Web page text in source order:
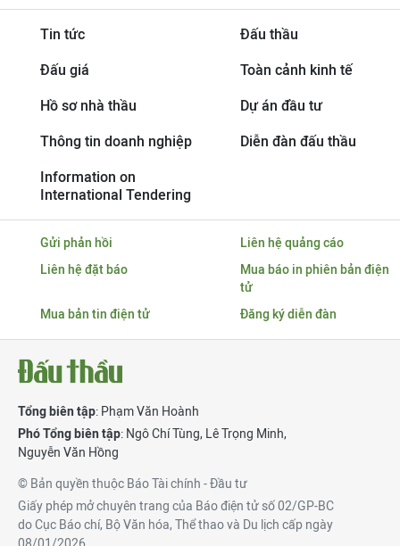
Tin tức Đấu thầu
Đấu giá Toàn cảnh kinh tế
Hồ sơ nhà thầu Dự án đầu tư
Thông tin doanh nghiệp Diễn đàn đấu thầu
Information on
International Tendering
Gửi phản hồi
Liên hệ quảng cáo
Liên hệ đặt báo
Mua báo in phiên bản điện
tử
Mua bản tin điện tử
Đăng ký diễn đàn
Tổng biên tập: Phạm Văn Hoành
Phó Tổng biên tập: Ngô Chí Tùng, Lê Trọng Minh,
Nguyễn Văn Hồng
© Bản quyền thuộc Báo Tài chính - Đầu tư
Giấy phép mở chuyên trang của Báo điện tử số 02/GP-BC
do Cục Báo chí, Bộ Văn hóa, Thể thao và Du lịch cấp ngày